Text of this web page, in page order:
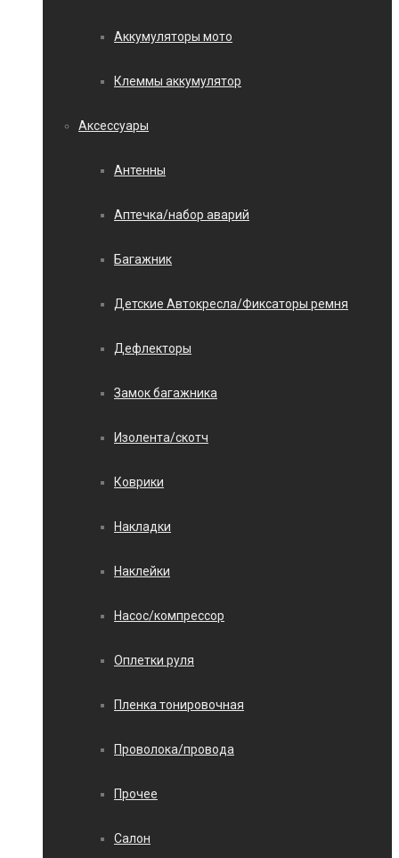
Аккумуляторы мото
Клеммы аккумулятор
Аксессуары
Антенны
Аптечка/набор аварий
Багажник
Детские Автокресла/Фиксаторы ремня
Дефлекторы
Замок багажника
Изолента/скотч
Коврики
Накладки
Наклейки
Насос/компрессор
Оплетки руля
Пленка тонировочная
Проволока/провода
Прочее
Салон